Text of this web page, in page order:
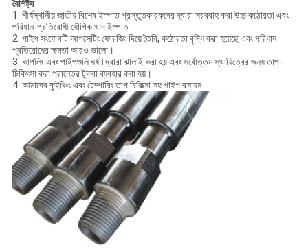
বৈশিষ্ট্য
1. শীর্ষস্থানীয় জাতীয় বিশেষ ইস্পাত প্রস্তুতকারকদের দ্বারা সরবরাহ করা উচ্চ কঠোরতা এবং
পরিধান-প্রতিরোধী যৌগিক খাদ ইস্পাত
2. পাইপ সংযোগটি আপসেটিং ফোরজিং দিয়ে তৈরি, কঠোরতা বৃদ্ধি করা হয়েছে এবং পরিধান
প্রতিরোধের ক্ষমতা আরও ভালো।
3. কাপলিং এবং পাইপগুলি ঘর্ষণ দ্বারা ঝালাই করা হয় এবং সর্বোত্তম স্থায়িত্বের জন্য তাপ-
চিকিৎসা করা প্রান্তের টুকরা ব্যবহার করা হয়।
4. আমাদের কুইঞ্চিং এবং টেম্পারিং তাপ চিকিত্সা সহ পাইপ রসায়ন